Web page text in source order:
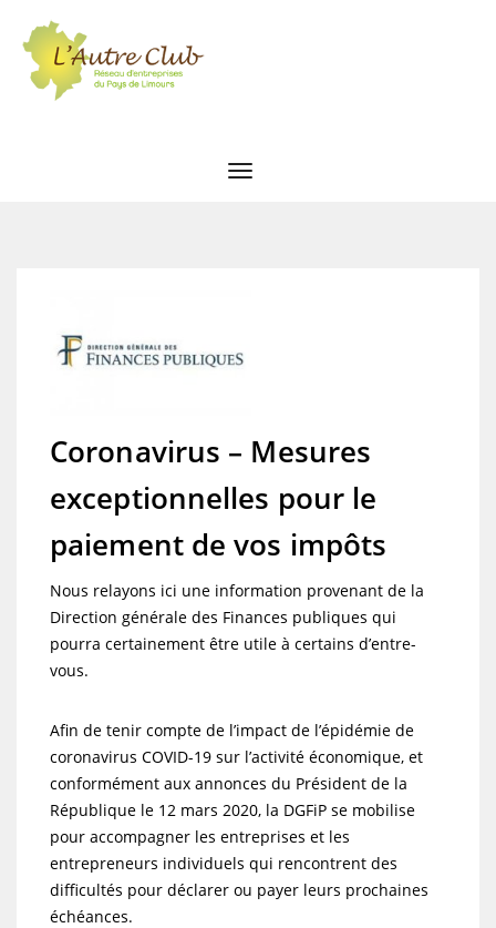
Coronavirus – Mesures
exceptionnelles pour le
paiement de vos impôts
Nous relayons ici une information provenant de la
Direction générale des Finances publiques qui
pourra certainement être utile à certains d’entre-
vous.
Afin de tenir compte de l’impact de l’épidémie de
coronavirus COVID-19 sur l’activité économique, et
conformément aux annonces du Président de la
République le 12 mars 2020, la DGFiP se mobilise
pour accompagner les entreprises et les
entrepreneurs individuels qui rencontrent des
difficultés pour déclarer ou payer leurs prochaines
échéances.